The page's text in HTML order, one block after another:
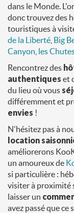
dans le Monde.
donc trouvez des
touristiques à
de la Liberté Big
Canyon les
Rencontrez des
authentiques et
du lieu où vous
différemment et
envies !
N'hésitez pas à
location
améliorerons
un amoureux de
si particulière :
visiter à proximité
laisser un
avez passé que ce